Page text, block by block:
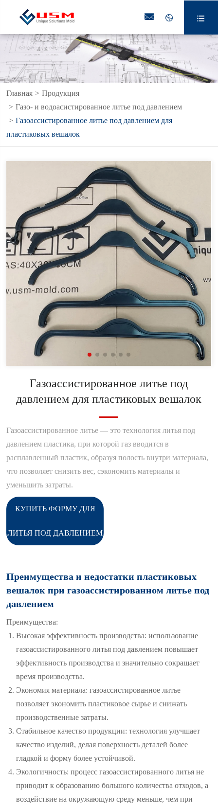
  
Главная
Продукция
Газо- и водоасистированное литье под давлением
Газоассистированное литье под давлением для
пластиковых вешалок
Газоассистированное литье под
давлением для пластиковых вешалок
Газоассистированное литье — это технология литья под
давлением пластика, при которой газ вводится в
расплавленный пластик, образуя полость внутри материала,
что позволяет снизить вес, сэкономить материалы и
уменьшить затраты.
КУПИТЬ ФОРМУ ДЛЯ
ЛИТЬЯ ПОД ДАВЛЕНИЕМ
Преимущества и недостатки пластиковых
вешалок при газоассистированном литье под
давлением
Преимущества:
Высокая эффективность производства: использование
газоассистированного литья под давлением повышает
эффективность производства и значительно сокращает
время производства.
Экономия материала: газоассистированное литье
позволяет экономить пластиковое сырье и снижать
производственные затраты.
Стабильное качество продукции: технология улучшает
качество изделий, делая поверхность деталей более
гладкой и форму более устойчивой.
Экологичность: процесс газоассистированного литья не
приводит к образованию большого количества отходов, а
воздействие на окружающую среду меньше, чем при